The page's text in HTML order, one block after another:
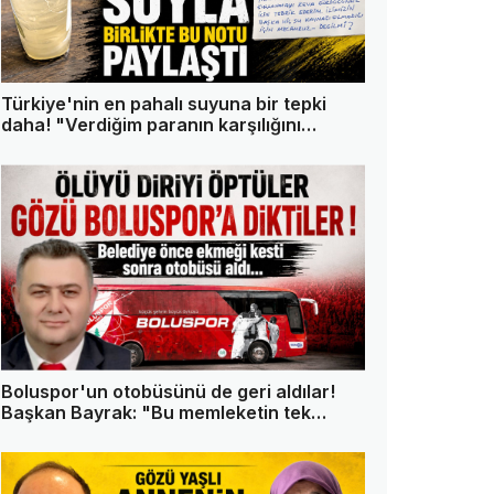
Türkiye'nin en pahalı suyuna bir tepki
daha! "Verdiğim paranın karşılığını
Boluspor'un otobüsünü de geri aldılar!
Başkan Bayrak: "Bu memleketin tek